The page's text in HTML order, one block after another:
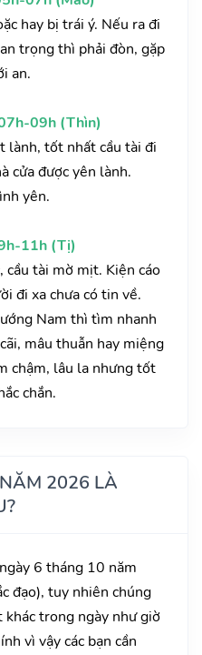
hay bị trái ý. Nếu ra đi
trọng thì phải đòn, gặp
an.
09h (Thìn)
lành, tốt nhất cầu tài đi
cửa được yên lành.
yên.
11h (Tị)
cầu tài mờ mịt. Kiện cáo
đi xa chưa có tin về.
Nam thì tìm nhanh
mâu thuẫn hay miệng
chậm, lâu la nhưng tốt
chắn.
2026 LÀ
6 tháng 10 năm
đạo), tuy nhiên chúng
khác trong ngày như giờ
vì vậy các bạn cần